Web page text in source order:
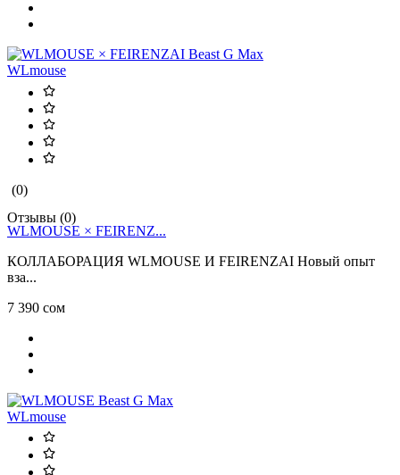
WLmouse
(0)
Отзывы (0)
WLMOUSE × FEIRENZ...
КОЛЛАБОРАЦИЯ WLMOUSE И FEIRENZAI Новый опыт
вза...
7 390 сом
WLmouse